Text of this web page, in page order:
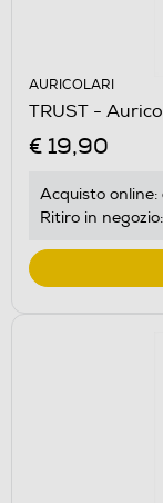
AURICOLARI
TRUST -
€ 19,90
Acquisto online:
Ritiro in negozio: